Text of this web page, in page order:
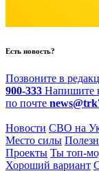
Есть новость?
Позвоните в
900-333 Напишите
по почте
Новости СВО на
Место силы
Проекты Ты топ-
Хороший вариант